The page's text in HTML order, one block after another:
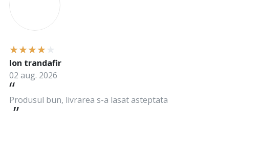
Produsul bun, livrarea s-a lasat asteptata
Ion trandafir
02 aug. 2026